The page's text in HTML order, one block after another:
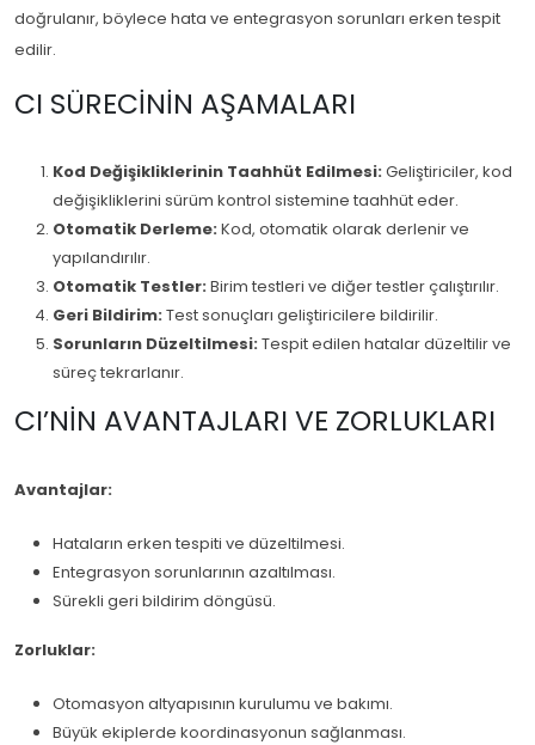
doğrulanır, böylece hata ve entegrasyon sorunları erken tespit
edilir.
CI SÜRECININ AŞAMALARI
Kod Değişikliklerinin Taahhüt Edilmesi:Geliştiriciler, kod
değişikliklerini sürüm kontrol sistemine taahhüt eder.
Otomatik Derleme:Kod, otomatik olarak derlenir ve
yapılandırılır.
Otomatik Testler:Birim testleri ve diğer testler çalıştırılır.
Geri Bildirim:Test sonuçları geliştiricilere bildirilir.
Sorunların Düzeltilmesi:Tespit edilen hatalar düzeltilir ve
süreç tekrarlanır.
CI’NIN AVANTAJLARI VE ZORLUKLARI
Avantajlar:
Hataların erken tespiti ve düzeltilmesi.
Entegrasyon sorunlarının azaltılması.
Sürekli geri bildirim döngüsü.
Zorluklar:
Otomasyon altyapısının kurulumu ve bakımı.
Büyük ekiplerde koordinasyonun sağlanması.